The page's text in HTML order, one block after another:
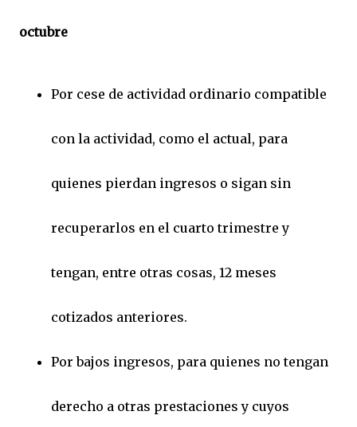
octubre
Por cese de actividad ordinario compatible
con la actividad, como el actual, para
quienes pierdan ingresos o sigan sin
recuperarlos en el cuarto trimestre y
tengan, entre otras cosas, 12 meses
cotizados anteriores.
Por bajos ingresos, para quienes no tengan
derecho a otras prestaciones y cuyos